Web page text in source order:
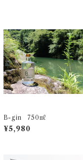
B-gin 750㎖
¥5,980